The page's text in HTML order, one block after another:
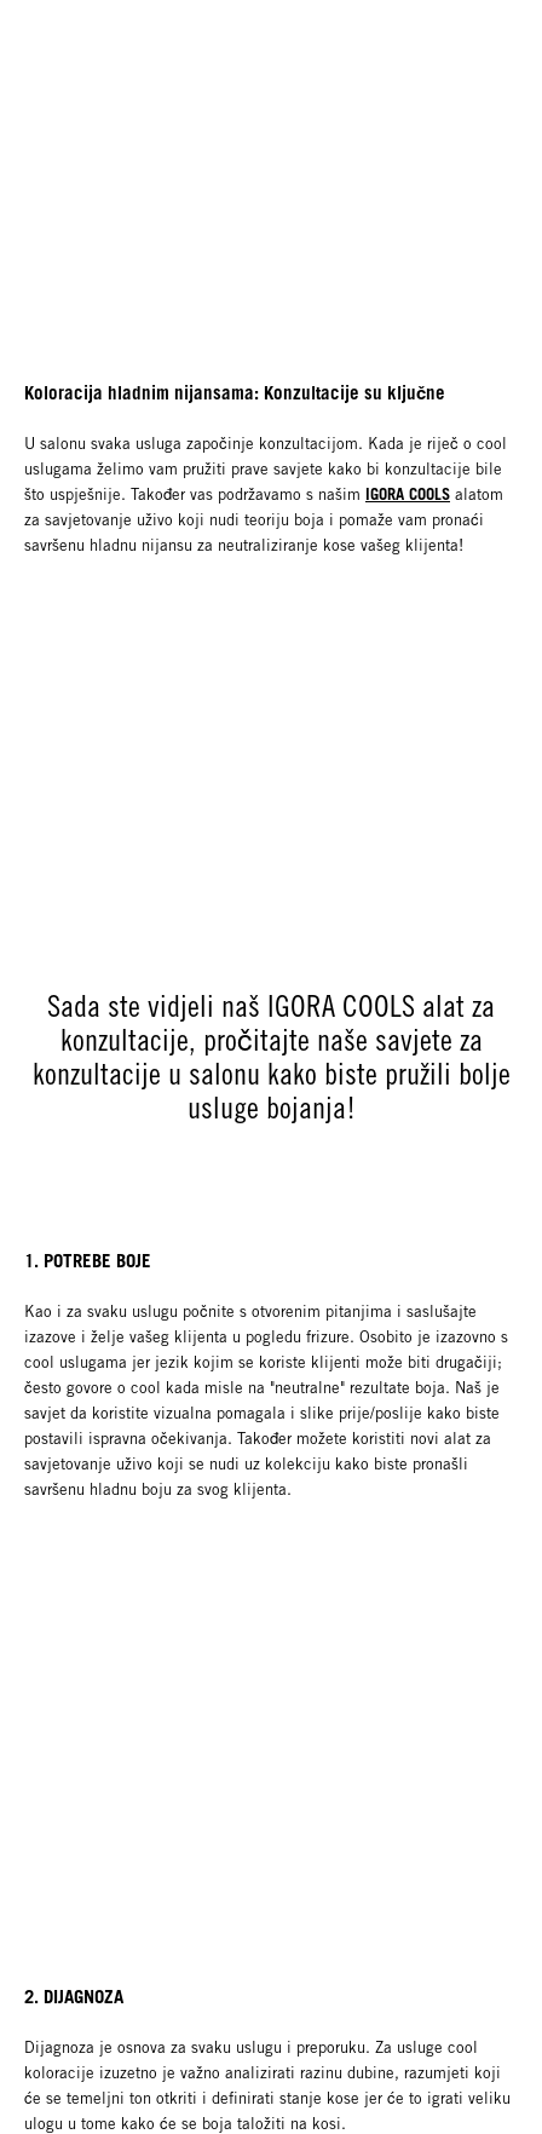
Koloracija hladnim nijansama: Konzultacije su ključne
U salonu svaka usluga započinje konzultacijom. Kada je riječ o cool
uslugama želimo vam pružiti prave savjete kako bi konzultacije bile
što uspješnije. Također vas podržavamo s našim IGORA COOLS alatom
za savjetovanje uživo koji nudi teoriju boja i pomaže vam pronaći
savršenu hladnu nijansu za neutraliziranje kose vašeg klijenta!
Sada ste vidjeli naš IGORA COOLS alat za
konzultacije, pročitajte naše savjete za
konzultacije u salonu kako biste pružili bolje
usluge bojanja!
1. POTREBE BOJE
Kao i za svaku uslugu počnite s otvorenim pitanjima i saslušajte
izazove i želje vašeg klijenta u pogledu frizure. Osobito je izazovno s
cool uslugama jer jezik kojim se koriste klijenti može biti drugačiji;
često govore o cool kada misle na "neutralne" rezultate boja. Naš je
savjet da koristite vizualna pomagala i slike prije/poslije kako biste
postavili ispravna očekivanja. Također možete koristiti novi alat za
savjetovanje uživo koji se nudi uz kolekciju kako biste pronašli
savršenu hladnu boju za svog klijenta.
2. DIJAGNOZA
Dijagnoza je osnova za svaku uslugu i preporuku. Za usluge cool
koloracije izuzetno je važno analizirati razinu dubine, razumjeti koji
će se temeljni ton otkriti i definirati stanje kose jer će to igrati veliku
ulogu u tome kako će se boja taložiti na kosi.